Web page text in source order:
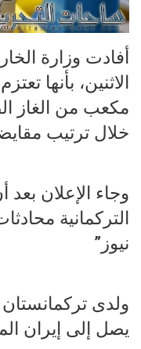
أفادت وزارة
الاثنين، بأنها
مكعب من الغاز
خلال ترتيب
وجاء الإعلان
التركمانية
نيوز”
ولدى تركمانستان
يصل إلى إيران